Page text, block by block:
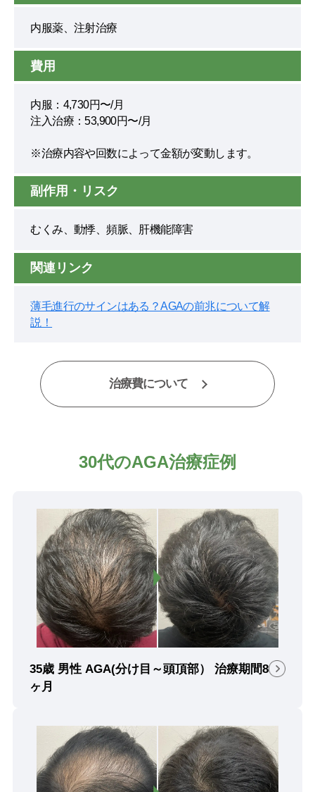
内服薬、注射治療
費用
内服：4,730円〜/月
注入治療：53,900円〜/月
※治療内容や回数によって金額が変動します。
副作用・リスク
むくみ、動悸、頻脈、肝機能障害
関連リンク
薄毛進行のサインはある？AGAの前兆について解
説！
治療費について
30代のAGA治療症例
35歳 男性 AGA(分け目～頭頂部） 治療期間8
ヶ月